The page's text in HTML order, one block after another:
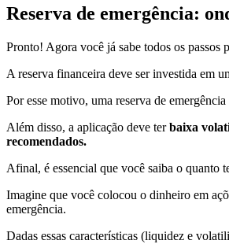
Reserva de emergência:
Pronto! Agora você já sabe todos os
A reserva financeira deve ser investida em
Por esse motivo, uma reserva de
Além disso, a aplicação deve terbaixa
recomendados.
Afinal, é essencial que você saiba o quanto
Imagine que você colocou o dinheiro em
emergência.
Dadas essas características (liquidez e